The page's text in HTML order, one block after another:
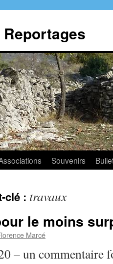
Souvenirs
clé : travaux
le moins
Marcé
– un commentaire